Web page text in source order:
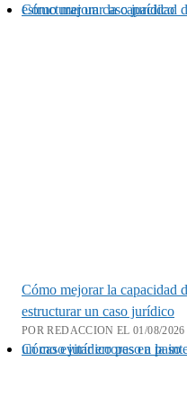
Cómo mejorar la capacidad de argumentación oral al estructurar un caso jurídico
Cómo mejorar la capacidad
estructurar un caso jurídico
POR REDACCION EL 01/08/2026
Cómo evitar errores en la interpretación de normas y estructurar un caso jurídico paso a paso